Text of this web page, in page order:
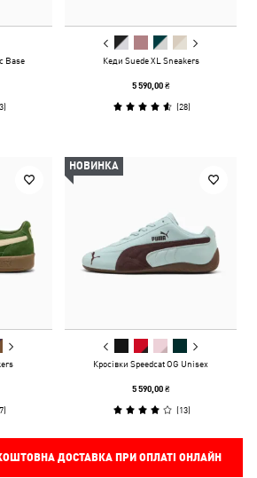
Base
)
Кеди Suede XL Sneakers
5 590,00 ₴
(28)
)
НОВИНКА
Кросівки Speedcat OG Unisex
5 590,00 ₴
(13)
ДОСТАВКА ПРИ ОПЛАТІ ОНЛАЙН